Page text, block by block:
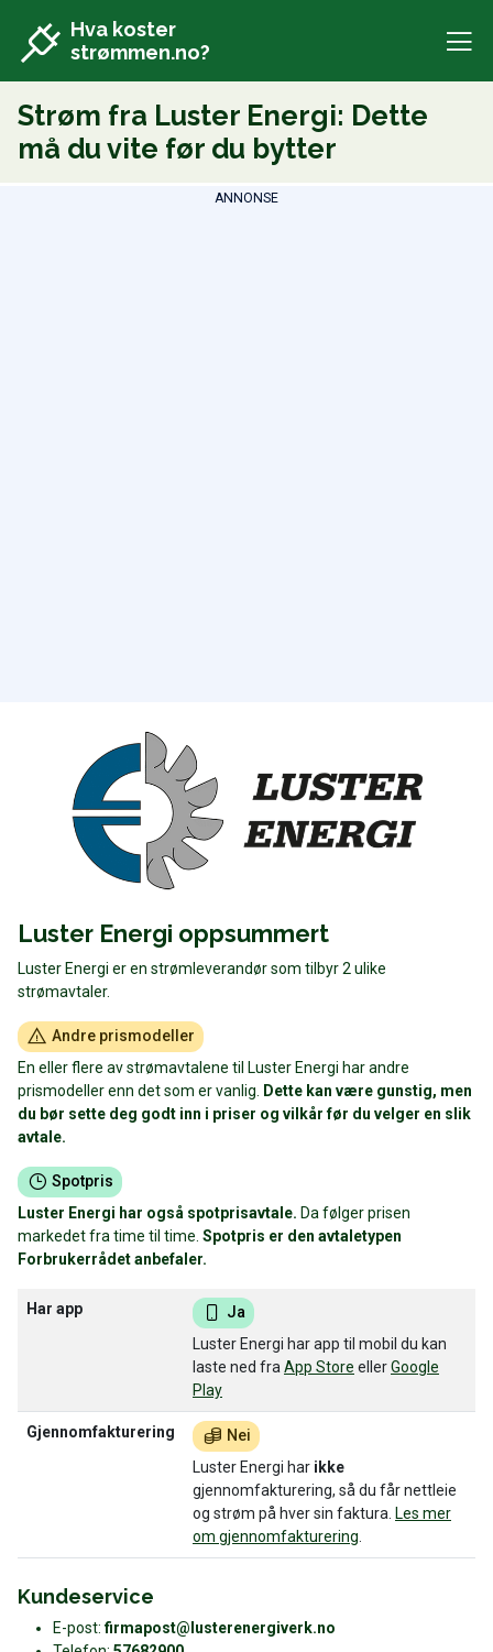
Hva koster
strømmen.no?
Strøm fra Luster Energi: Dette
må du vite før du bytter
ANNONSE
Luster Energi oppsummert
Luster Energi er en strømleverandør som tilbyr 2 ulike
strømavtaler.
Andre prismodeller
En eller flere av strømavtalene til Luster Energi har andre
prismodeller enn det som er vanlig.
Dette kan være gunstig, men
du bør sette deg godt inn i priser og vilkår før du velger en slik
avtale.
Spotpris
Luster Energi har også spotprisavtale. Da følger prisen
markedet fra time til time. Spotpris er den avtaletypen
Forbrukerrådet anbefaler.
Har app
Ja
Luster Energi har app til mobil du kan
laste ned fra App Store ellerGoogle
Play
Gjennomfakturering
Nei
Luster Energi har ikke
gjennomfakturering, så du får nettleie
og strøm på hver sin faktura. Les mer
om gjennomfakturering
Kundeservice
E-post:firmapost@lusterenergiverk.no